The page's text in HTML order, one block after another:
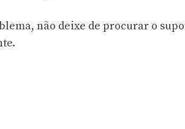
não deixe de procurar o